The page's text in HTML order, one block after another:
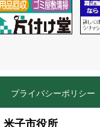
プライバシーポリシー
米子市役所